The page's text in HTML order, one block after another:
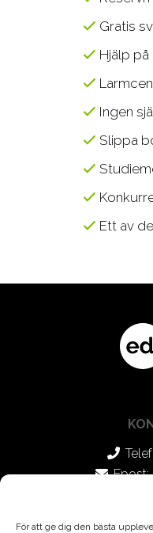
För att ge dig den bästa
Gratis
Hjälp
Ingen
Slippa
Ett av
Epost: